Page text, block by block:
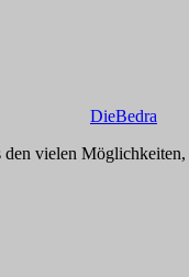
DieBedra
vielen